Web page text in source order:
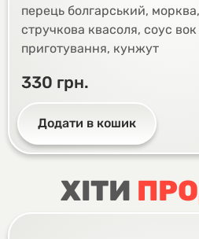
перець болгарський,
стручкова квасоля, соус
приготування, кунжут
330 грн.
Додати в кошик
ХІТИ